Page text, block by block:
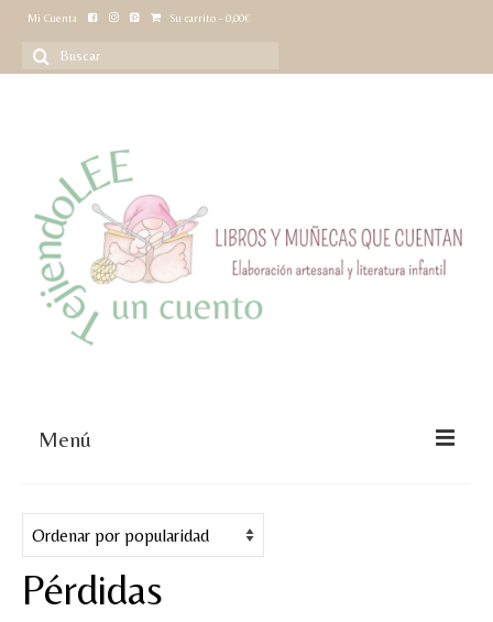
Mi Cuenta Su carrito - 0,00€
Buscar
por:
Menú
Juegos y puzles
Materiales de juego
Pérdidas